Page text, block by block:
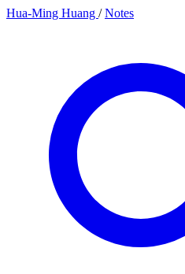
Hua-Ming Huang / Notes